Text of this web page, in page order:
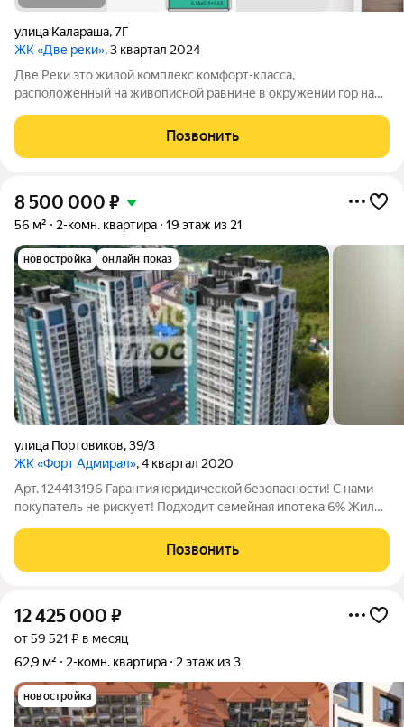
улица Калараша,7Г
ЖК «Две реки», 3 квартал 2024
Две Реки это жилой комплекс комфорт-класса,
расположенный на живописной равнине в окружении гор на
типа представляет собой 10-этажный дом с двумя секциями. В
комплексе Две Реки располагаются
Позвонить
8 500 000 ₽
56 м² 2-комн. квартира 19 этаж из 21
новостройка онлайн показ
улица Портовиков,39/3
ЖК «Форт Адмирал», 4 квартал 2020
Арт. 124413196 Гарантия юридической безопасности! C нами
покупатель не рискует! Подходит семейная ипотека 6% Жилой
квартира (56 кв. м), простoрная пpиxoжaя, изoлиpованные
кoмнаты, бaлкон. Из любoго
Позвонить
12 425 000 ₽
от 59 521 ₽ в месяц
62,9 м²
2-комн. квартира 2 этаж из 3
новостройка